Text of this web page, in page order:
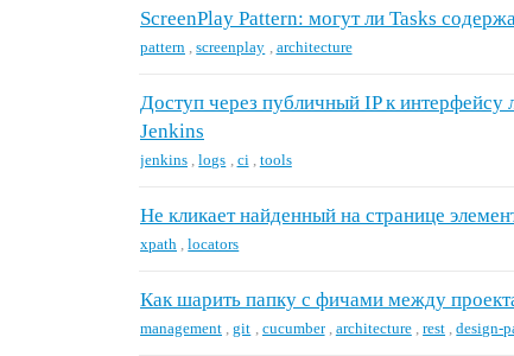
ScreenPlay Pattern: могут ли Tasks
pattern ,screenplay , architecture
Доступ через публичный IP к интерфейсу
Jenkins
jenkins ,logs , ci , tools
Не кликает найденный на странице
xpath ,locators
Как шарить папку с фичами между
management ,git , cucumber , architecture ,rest ,design-